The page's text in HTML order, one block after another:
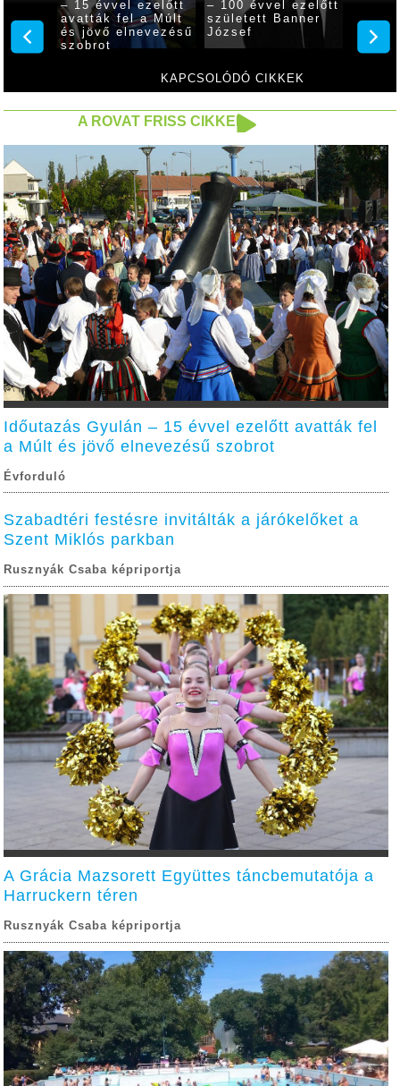
KAPCSOLÓDÓ CIKKEK
– 15 évvel ezelőtt
avatták fel a Múlt
és jövő elnevezésű
szobrot
– 100 évvel ezelőtt
született Banner
József
A ROVAT FRISS CIKKEI
Időutazás Gyulán – 15 évvel ezelőtt avatták fel
a Múlt és jövő elnevezésű szobrot
Évforduló
Szabadtéri festésre invitálták a járókelőket a
Szent Miklós parkban
Rusznyák Csaba képriportja
A Grácia Mazsorett Együttes táncbemutatója a
Harruckern téren
Rusznyák Csaba képriportja